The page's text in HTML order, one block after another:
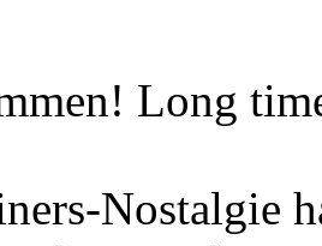
Long
Nostalgie